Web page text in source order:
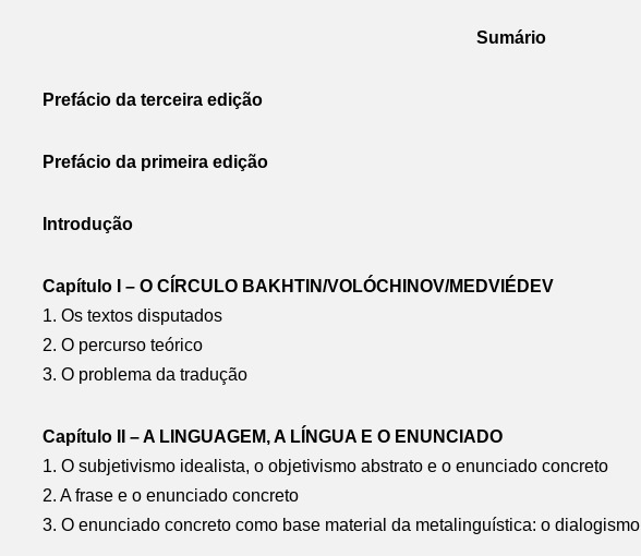
Sumário
Prefácio da terceira edição
Prefácio da primeira edição
Introdução
Capítulo I – O CÍRCULO BAKHTIN/VOLÓCHINOV/MEDVIÉDEV
1. Os textos disputados
2. O percurso teórico
3. O problema da tradução
Capítulo II – A LINGUAGEM, A LÍNGUA E O ENUNCIADO
1. O subjetivismo idealista, o objetivismo abstrato e o enunciado concreto
2. A frase e o enunciado concreto
3. O enunciado concreto como base material da metalinguística: o dialogismo